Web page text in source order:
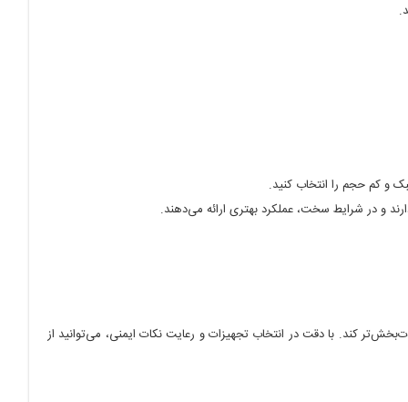
و کم حجم را انتخاب کنید.
و در شرایط سخت، عملکرد بهتری ارائه می‌دهند.
کند. با دقت در انتخاب تجهیزات و رعایت نکات ایمنی، می‌توانید از